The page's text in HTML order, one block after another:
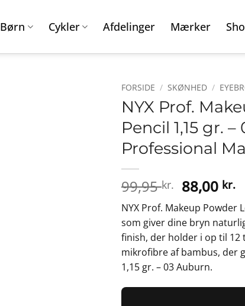
Børn Cykler Afdelinger Mærker
FORSIDE / SKØNHED /
NYX Prof.
Pencil 1,15 gr.
Professional
99,95kr. Den
pris
var:
99,95 kr..
88,00 kr.
NYX Prof. Makeup Powder
som giver dine bryn
finish, der holder i op til 12
mikrofibre af bambus, der
1,15 gr. – 03 Auburn.